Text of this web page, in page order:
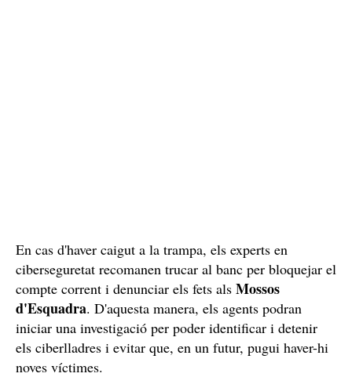
En cas d'haver caigut a la trampa, els experts en
ciberseguretat recomanen trucar al banc per bloquejar el
compte corrent i denunciar els fets als Mossos
d'Esquadra. D'aquesta manera, els agents podran
iniciar una investigació per poder identificar i detenir
els ciberlladres i evitar que, en un futur, pugui haver-hi
noves víctimes.